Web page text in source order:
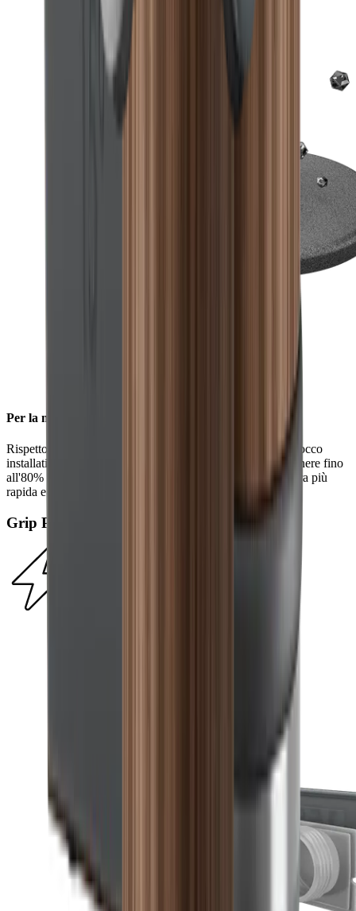
Per la massima efficienza
Rispetto alla famiglia di prodotti HORL®2, i diamanti a blocco
installati su la mola diamantata standard consentono di ottenere fino
all'80% in più di rimozione e assicurano un' affilatura ancora più
rapida e una micrografia più uniforme.
Grip Pad